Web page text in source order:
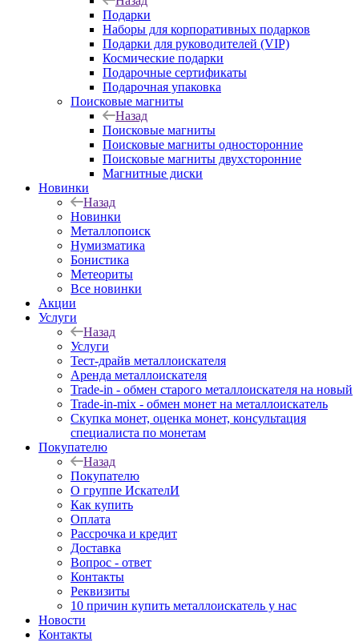
Подарки
Наборы для корпоративных подарков
Подарки для руководителей (VIP)
Космические подарки
Подарочные сертификаты
Подарочная упаковка
Поисковые магниты
Назад
Поисковые магниты
Поисковые магниты односторонние
Поисковые магниты двухсторонние
Магнитные диски
Новинки
Назад
Новинки
Металлопоиск
Нумизматика
Бонистика
Метеориты
Все новинки
Акции
Услуги
Назад
Услуги
Тест-драйв металлоискателя
Аренда металлоискателя
Trade-in - обмен старого металлоискателя на новый
Trade-in-mix - обмен монет на металлоискатель
Скупка монет, оценка монет, консультация
специалиста по монетам
Покупателю
Назад
Покупателю
О группе ИскателИ
Как купить
Оплата
Рассрочка и кредит
Доставка
Вопрос - ответ
Контакты
Реквизиты
10 причин купить металлоискатель у нас
Новости
Контакты